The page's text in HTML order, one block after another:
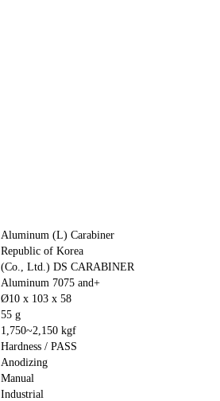
Aluminum (L) Carabiner
Republic of Korea
(Co., Ltd.) DS CARABINER
Aluminum 7075 and+
Ø10 x 103 x 58
55 g
1,750~2,150 kgf
Hardness / PASS
Anodizing
Manual
Industrial